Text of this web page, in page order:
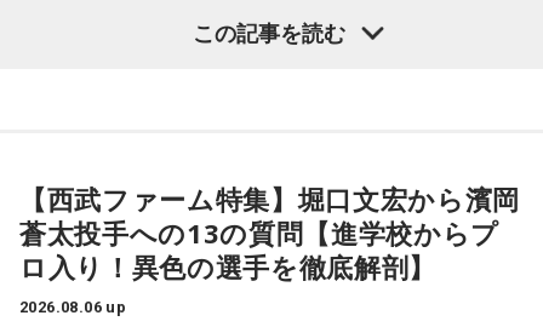
10/10(土) 出演
AARON / IRIS MONDO / 赤いくらげ / Aki / あたらよ / 雨烏 /
荒巻勇仁 / アンと私 / anewhite / EVE OF THE LAIN / いろか
にほへと / weak.butterfly / EMNW / 大宮陽和 / OKYO / 奥崎
「経済のキホン！」のコーナーでは国や地方自治体などの基
国の将来を左右する指標についてわかりやすく解説するほ
か、食品の消費税1％になった場合、収支バランスはどうなる
のか？ についても詳しく検証します。AKB48の "さえちゃん"
"てんてん" はこれらの重要な課題についてしっかり理解する
ことができたでしょうか？！
この記事を読む
【西武ファーム特集】堀口文宏から濱岡
蒼太投手への13の質問【進学校からプ
ロ入り！異色の選手を徹底解剖】
2026.08.06 up